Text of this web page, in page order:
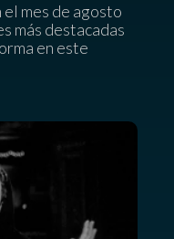
mes de agosto
más destacadas
en este